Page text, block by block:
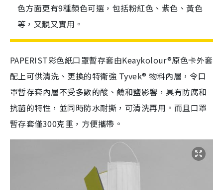
色方面更有9種顏色可選，包括粉紅色、紫色、黃色
等，又靚又實用。
PAPERIST彩色紙口罩暫存套由Keaykolour®原色卡外套
配上可供清洗、更換的特衛強 Tyvek® 物料內層，令口
罩暫存套內層不受多數的酸、鹼和鹽影響，具有防腐和
抗菌的特性，並同時防水耐撕，可清洗再用。而且口罩
暫存套僅300克重，方便攜帶。